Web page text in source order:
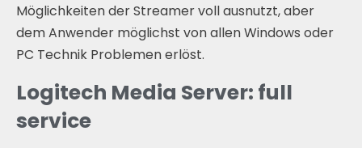
Möglichkeiten der Streamer voll ausnutzt, aber
dem Anwender möglichst von allen Windows oder
PC Technik Problemen erlöst.
Logitech Media Server: full
service